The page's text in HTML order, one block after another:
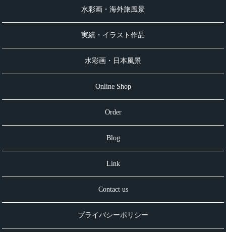
水彩画・海外旅風景
実績・イラスト作品
水彩画・日本風景
Online Shop
Order
Blog
Link
Contact us
プライバシーポリシー